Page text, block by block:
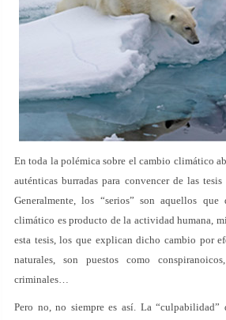
En toda la polémica sobre el cambio climático
auténticas burradas para convencer de las tesis
Generalmente, los “serios” son aquellos
climático es producto de la actividad humana,
esta tesis, los que explican dicho cambio por
naturales, son puestos como
criminales…
Pero no, no siempre es así. La